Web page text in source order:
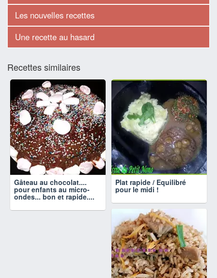
Les nouvelles recettes
Une recette au hasard
Recettes similaires
Gâteau au chocolat....
pour enfants au micro-
ondes... bon et rapide....
Plat rapide / Equilibré
pour le midi !